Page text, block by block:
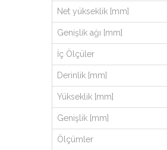
Net yükseklik [mm]
Genişlik ağı [mm]
İç Ölçüler
Derinlik [mm]
Yükseklik [mm]
Genişlik [mm]
Ölçümler